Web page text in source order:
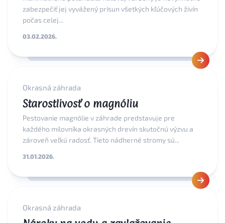
zabezpečiť jej vyvážený prísun všetkých kľúčových živín
počas celej...
03.02.2026.
Okrasná záhrada
Starostlivosť o magnóliu
Pestovanie magnólie v záhrade predstavuje pre
každého milovníka okrasných drevín skutočnú výzvu a
zároveň veľkú radosť. Tieto nádherné stromy sú...
31.01.2026.
Okrasná záhrada